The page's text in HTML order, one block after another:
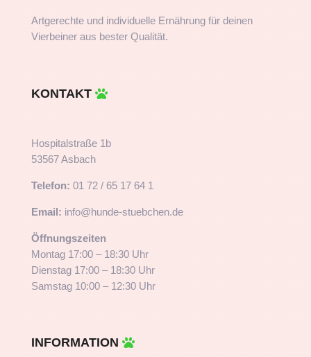
Artgerechte und individuelle Ernährung für deinen
Vierbeiner aus bester Qualität.
KONTAKT
Hospitalstraße 1b
53567 Asbach
Telefon: 01 72 / 65 17 64 1
Email: info@hunde-stuebchen.de
Öffnungszeiten
Montag 17:00 – 18:30 Uhr
Dienstag 17:00 – 18:30 Uhr
Samstag 10:00 – 12:30 Uhr
INFORMATION